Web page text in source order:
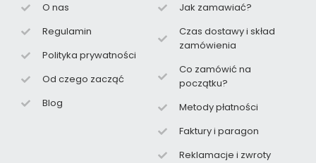
O nas
Regulamin
Polityka prywatności
Od czego zacząć
Blog
Jak zamawiać?
Czas dostawy i skład
zamówienia
Co zamówić na
początku?
Metody płatności
Faktury i paragon
Reklamacje i zwroty